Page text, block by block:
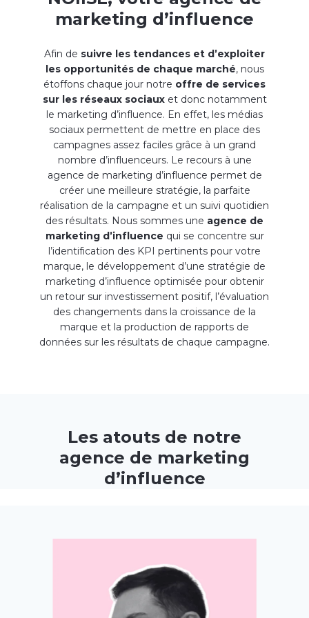
marketing d’influence
Afin de suivre les tendances et d’exploiter
les opportunités de chaque marché, nous
étoffons chaque jour notre offre de services
sur les réseaux sociauxet donc notamment
le marketing d’influence. En effet, les médias
sociaux permettent de mettre en place des
campagnes assez faciles grâce à un grand
nombre d’influenceurs. Le recours à une
agence de marketing d’influence permet de
créer une meilleure stratégie, la parfaite
réalisation de la campagne et un suivi quotidien
des résultats. Nous sommes une agence de
marketing d’influence qui se concentre sur
l’identification des KPI pertinents pour votre
marque, le développement d’une stratégie de
marketing d’influence optimisée pour obtenir
un retour sur investissement positif, l’évaluation
des changements dans la croissance de la
marque et la production de rapports de
données sur les résultats de chaque campagne.
Les atouts de notre
agence de marketing
d’influence